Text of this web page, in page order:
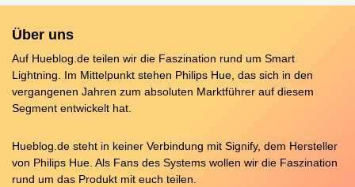
Über uns
Auf Hueblog.de teilen wir die Faszination rund um Smart
Lightning. Im Mittelpunkt stehen Philips Hue, das sich in den
vergangenen Jahren zum absoluten Marktführer auf diesem
Segment entwickelt hat.
Hueblog.de steht in keiner Verbindung mit Signify, dem Hersteller
von Philips Hue. Als Fans des Systems wollen wir die Faszination
rund um das Produkt mit euch teilen.